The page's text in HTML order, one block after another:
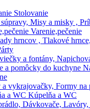
Stolovanie
Misy a misky ,
Varenie,pečenie
hrncov , Tlakové hrnce,
a fontány,
vykrajovačky, Formy na
Kúpelňa a WC
Dávkovače, Lavóry,